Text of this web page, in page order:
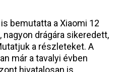
bemutatta a Xiaomi 12
drágára sikeredett,
a részleteket. A
már a tavalyi évben
hivatalosan is